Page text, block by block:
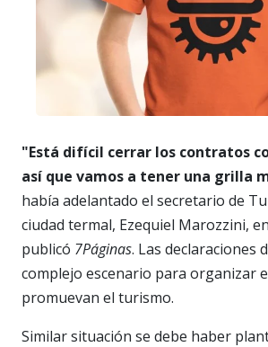
"Está difícil cerrar los contratos
así que vamos a tener una grilla
había adelantado el secretario de
ciudad termal, Ezequiel Marozzini,
publicó 7Páginas. Las declaraciones
complejo escenario para organizar
promuevan el turismo.
Similar situación se debe haber